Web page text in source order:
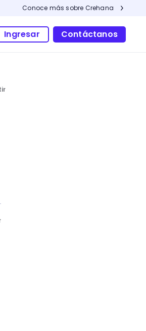
Conoce más sobre Crehana
Ingresar Contáctanos